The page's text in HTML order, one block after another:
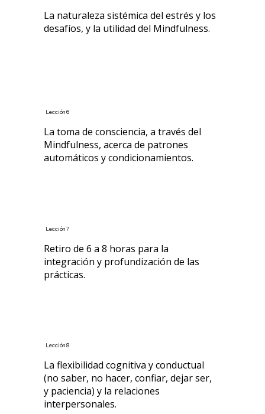
La naturaleza sistémica del estrés y los
desafíos, y la utilidad del Mindfulness.
Lección 6
La toma de consciencia, a través del
Mindfulness, acerca de patrones
automáticos y condicionamientos.
Lección 7
Retiro de 6 a 8 horas para la
integración y profundización de las
prácticas.
Lección 8
La flexibilidad cognitiva y conductual
(no saber, no hacer, confiar, dejar ser,
y paciencia) y la relaciones
interpersonales.